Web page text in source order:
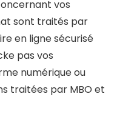
vos
sont traités par
en ligne sécurisé
pas vos
numérique ou
traitées par MBO et